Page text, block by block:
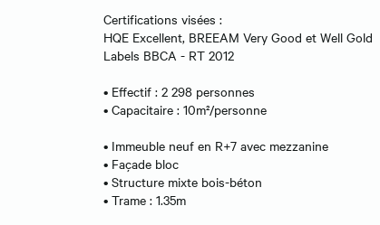
Certifications visées :
HQE Excellent, BREEAM Very Good et Well Gold
Labels BBCA - RT 2012
• Effectif : 2 298 personnes
• Capacitaire : 10m²/personne
• Immeuble neuf en R+7 avec mezzanine
• Façade bloc
• Structure mixte bois-béton
• Trame : 1.35m